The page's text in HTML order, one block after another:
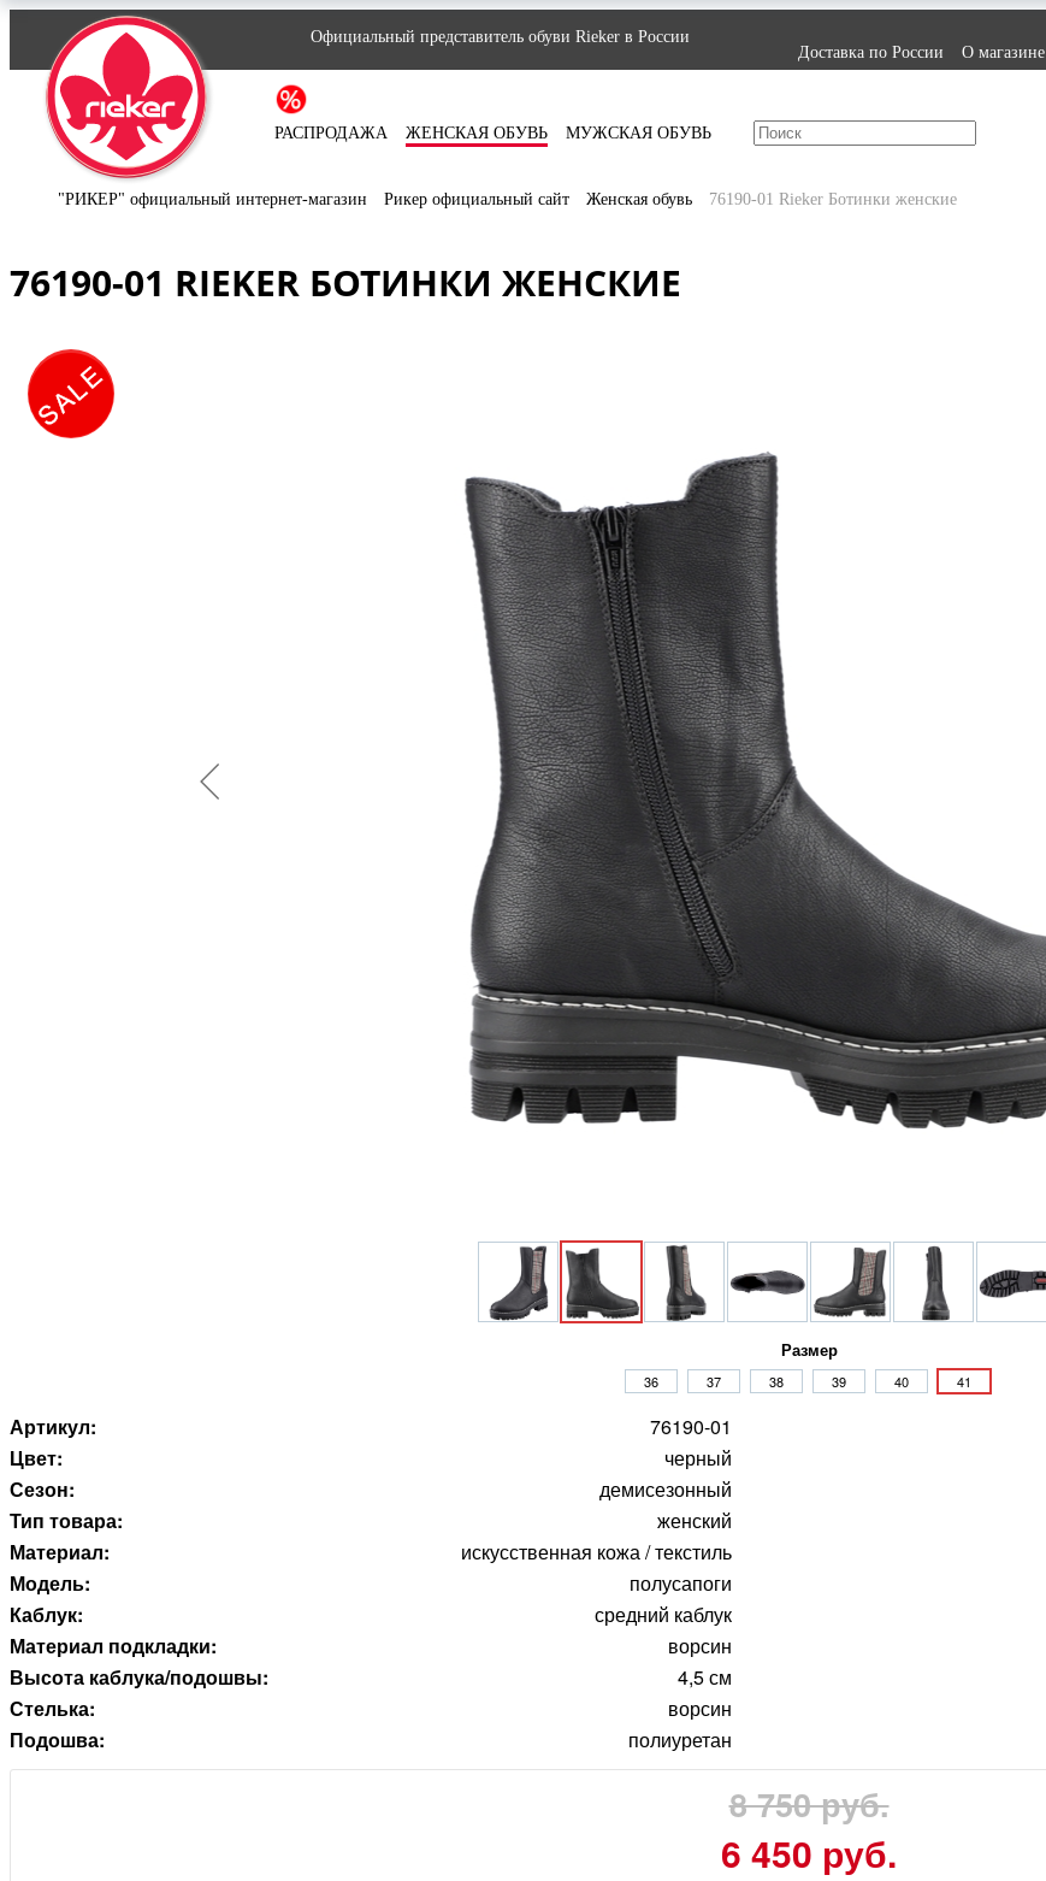
Официальный представитель обуви Rieker в России
Доставка по России
О магазине
РАСПРОДАЖА ЖЕНСКАЯ ОБУВЬ МУЖСКАЯ ОБУВЬ
"РИКЕР" официальный интернет-магазин Рикер официальный сайт Женская обувь 76190-01 Rieker Ботинки женские
76190-01 RIEKER БОТИНКИ ЖЕНСКИЕ
Размер
36 37 38 39 40 41
Артикул:
76190-01
Цвет:
черный
Сезон:
демисезонный
Тип товара:
женский
Материал:
искусственная кожа / текстиль
Модель:
полусапоги
Каблук:
средний каблук
Материал подкладки:
ворсин
Высота каблука/подошвы:
4,5 см
Стелька:
ворсин
Подошва:
полиуретан
8 750 руб.
6 450 руб.